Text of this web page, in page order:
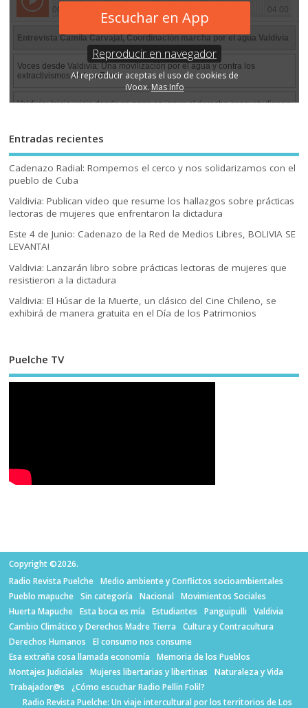
Entradas recientes
Cadenazo Radial: Rompemos el cerco y nos solidarizamos con el
pueblo de Cuba
Valdivia: Publican video que resume los hallazgos sobre prácticas
lectoras de mujeres que enfrentaron la dictadura
Este 4 de Junio: Cadenazo de la Red de Medios Libres, BOLIVIA SE
LEVANTA!
Valdivia: Lanzarán libro sobre prácticas lectoras de mujeres que
resistieron a la dictadura
Valdivia: El Húsar de la Muerte, un clásico del Cine Chileno, se
exhibirá de manera gratuita en el Día de los Patrimonios
Puelche TV
Copyright ©2026.
Radio Revista Puelche
Medio ambiente y Conflictos socioambientales
Pueblo mapuche
Sin categoría Nacional
Movimientos Sociales
Huerta Mapuche
Esta boca es mía Estudiantes Panguipulli
Valdivia
Cambio Climático y Derechos Madre Tierra
Cultura y Contracultura
Derechos Humanos
El consumo nos consume
Esa extraña cosa llamada economía
Memoria de los Pueblos
Montajes Judiciales
Mujeres libertarias y libertinas
Naturaleza y Vida
Trabajador@s
¿Cómo escuchar Radio Pellin Folil?
Radio Revista Puelche: Un viaje intercultural por los territorios de Los